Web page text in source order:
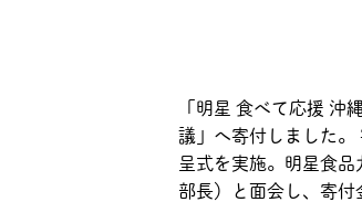
「明星 食べて応援 沖
議」へ寄付しました
呈式を実施。明星食
部長）と面会し、寄